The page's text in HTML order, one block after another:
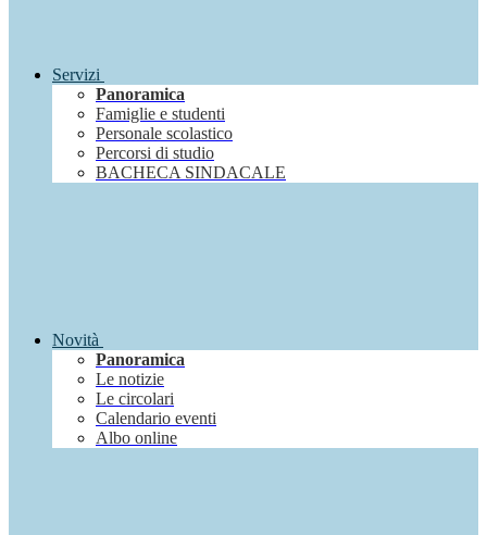
Servizi
Panoramica
Famiglie e studenti
Personale scolastico
Percorsi di studio
BACHECA SINDACALE
Novità
Panoramica
Le notizie
Le circolari
Calendario eventi
Albo online